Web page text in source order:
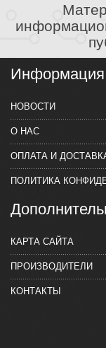
Информация
НОВОСТИ
О НАС
ОПЛАТА И
ПОЛИТИКА
КАРТА САЙТА
ПРОИЗВОДИТЕЛИ
КОНТАКТЫ